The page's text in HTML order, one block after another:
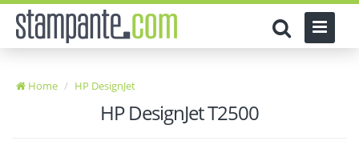
Home HP DesignJet
HP DesignJet T2500